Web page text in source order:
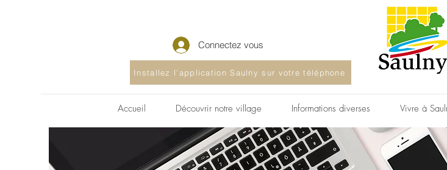
Connectez vous
Installez l'application Saulny sur votre téléphone
Accueil Découvrir notre village Informations diverses Vivre à